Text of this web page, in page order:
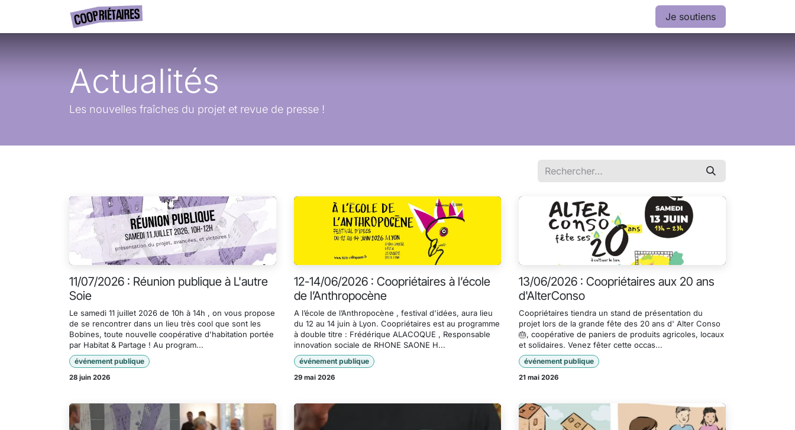
Se rendre au contenu
Je soutiens
Actualités
Les nouvelles fraîches du projet et revue de presse !
11/07/2026 : Réunion publique à L'autre
Soie
Le samedi 11 juillet 2026 de 10h à 14h , on vous propose
de se rencontrer dans un lieu très cool que sont les
Bobines, toute nouvelle coopérative d'habitation portée
par Habitat & Partage ! Au program...
événement publique
28 juin 2026
12-14/06/2026 : Coopriétaires à l’école
de l’Anthropocène
A l’école de l’Anthropocène , festival d'idées, aura lieu
du 12 au 14 juin à Lyon. Coopriétaires est au programme
à double titre : Frédérique ALACOQUE , Responsable
innovation sociale de RHONE SAONE H...
événement publique
29 mai 2026
13/06/2026 : Coopriétaires aux 20 ans
d'AlterConso
Coopriétaires tiendra un stand de présentation du
projet lors de la grande fête des 20 ans d' Alter Conso
🎂, coopérative de paniers de produits agricoles, locaux
et solidaires. Venez fêter cette occas...
événement publique
21 mai 2026